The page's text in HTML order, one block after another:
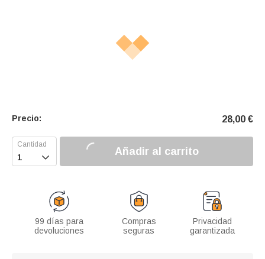
Precio: 28,00 €
 Añadir al carrito
99 días para
devoluciones
Compras
seguras
Privacidad
garantizada